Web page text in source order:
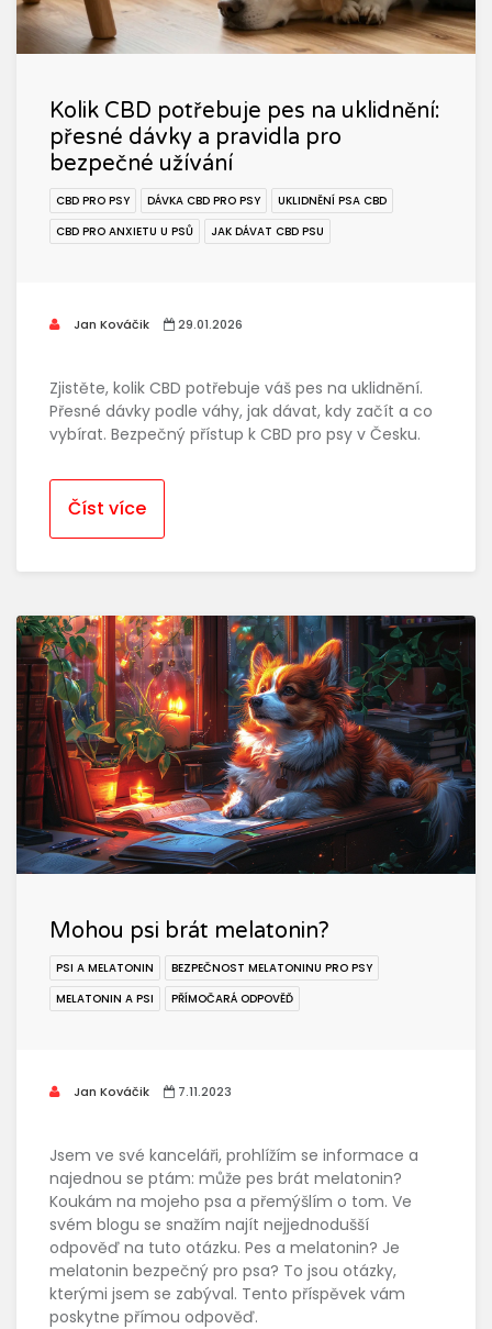
Kolik CBD potřebuje pes na uklidnění:
přesné dávky a pravidla pro
bezpečné užívání
CBD PRO PSY DÁVKA CBD PRO PSY
UKLIDNĚNÍ PSA CBD
CBD PRO ANXIETU U PSŮ
JAK DÁVAT CBD PSU
Jan Kováčik 29.01.2026
Zjistěte, kolik CBD potřebuje váš pes na uklidnění.
Přesné dávky podle váhy, jak dávat, kdy začít a co
vybírat. Bezpečný přístup k CBD pro psy v Česku.
Číst více
Mohou psi brát melatonin?
PSI A MELATONIN
BEZPEČNOST MELATONINU PRO PSY
MELATONIN A PSI
PŘÍMOČARÁ ODPOVĚĎ
Jan Kováčik 7.11.2023
Jsem ve své kanceláři, prohlížím se informace a
najednou se ptám: může pes brát melatonin?
Koukám na mojeho psa a přemýšlím o tom. Ve
svém blogu se snažím najít nejjednodušší
odpověď na tuto otázku. Pes a melatonin? Je
melatonin bezpečný pro psa? To jsou otázky,
kterými jsem se zabýval. Tento příspěvek vám
poskytne přímou odpověď.